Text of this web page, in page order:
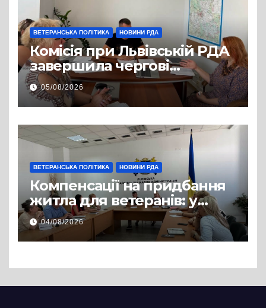
ВЕТЕРАНСЬКА ПОЛІТИКА НОВИНИ РДА
Комісія при Львівській РДА
завершила чергові
співбесіди та
рекомендувала кандидатів
на посади фахівців із
супроводу
05/08/2026
ВЕТЕРАНСЬКА ПОЛІТИКА НОВИНИ РДА
Компенсації на придбання
житла для ветеранів: у
Львівській РДА розглянули
нові заяви
04/08/2026